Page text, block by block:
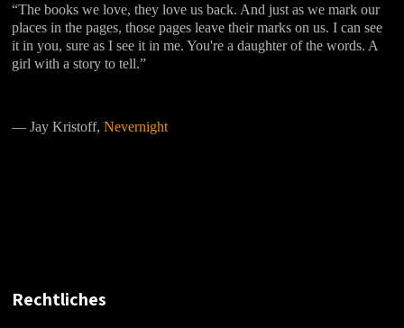
“The books we love, they love us back. And just as we mark our
places in the pages, those pages leave their marks on us. I can see
it in you, sure as I see it in me. You're a daughter of the words. A
girl with a story to tell.”
―Jay Kristoff,Nevernight
Rechtliches